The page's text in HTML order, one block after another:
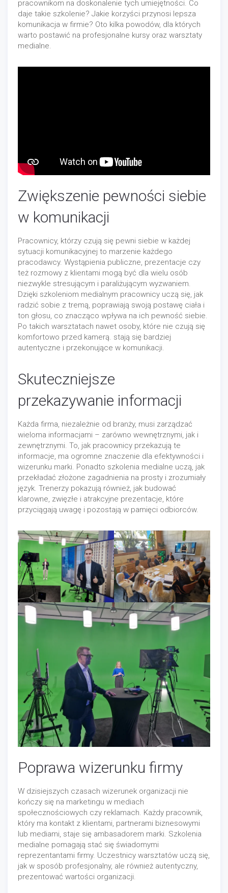
pracownikom na doskonalenie tych umiejętności. Co
daje takie szkolenie? Jakie korzyści przynosi lepsza
komunikacja w firmie? Oto kilka powodów, dla których
warto postawić na profesjonalne kursy oraz warsztaty
medialne.
Zwiększenie pewności siebie
w komunikacji
Pracownicy, którzy czują się pewni siebie w każdej
sytuacji komunikacyjnej to marzenie każdego
pracodawcy. Wystąpienia publiczne, prezentacje czy
też rozmowy z klientami mogą być dla wielu osób
niezwykle stresującym i paraliżującym wyzwaniem.
Dzięki szkoleniom medialnym pracownicy uczą się, jak
radzić sobie z tremą, poprawiają swoją postawę ciała i
ton głosu, co znacząco wpływa na ich pewność siebie.
Po takich warsztatach nawet osoby, które nie czują się
komfortowo przed kamerą. stają się bardziej
autentyczne i przekonujące w komunikacji.
Skuteczniejsze
przekazywanie informacji
Każda firma, niezależnie od branży, musi zarządzać
wieloma informacjami – zarówno wewnętrznymi, jak i
zewnętrznymi. To, jak pracownicy przekazują te
informacje, ma ogromne znaczenie dla efektywności i
wizerunku marki. Ponadto szkolenia medialne uczą, jak
przekładać złożone zagadnienia na prosty i zrozumiały
język. Trenerzy pokazują również, jak budować
klarowne, zwięzłe i atrakcyjne prezentacje, które
przyciągają uwagę i pozostają w pamięci odbiorców.
Poprawa wizerunku firmy
W dzisiejszych czasach wizerunek organizacji nie
kończy się na marketingu w mediach
społecznościowych czy reklamach. Każdy pracownik,
który ma kontakt z klientami, partnerami biznesowymi
lub mediami, staje się ambasadorem marki. Szkolenia
medialne pomagają stać się świadomymi
reprezentantami firmy. Uczestnicy warsztatów uczą się,
jak w sposób profesjonalny, ale również autentyczny,
prezentować wartości organizacji.